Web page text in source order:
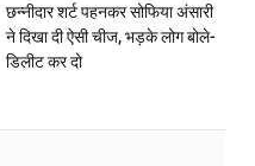
छन्नीदार शर्ट पहनकर सोफिया अंसारी
ने दिखा दी ऐसी चीज, भड़के लोग बोले-
डिलीट कर दो